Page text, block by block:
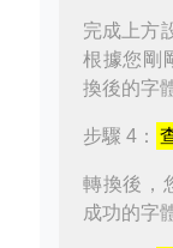
完成上方
根據您剛
換後的字
步驟 4：
轉換後，
成功的字